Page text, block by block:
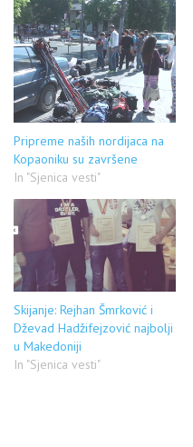
Pripreme naših nordijaca na
Kopaoniku su završene
In "Sjenica vesti"
Skijanje: Rejhan Šmrković i
Dževad Hadžifejzović najbolji
u Makedoniji
In "Sjenica vesti"